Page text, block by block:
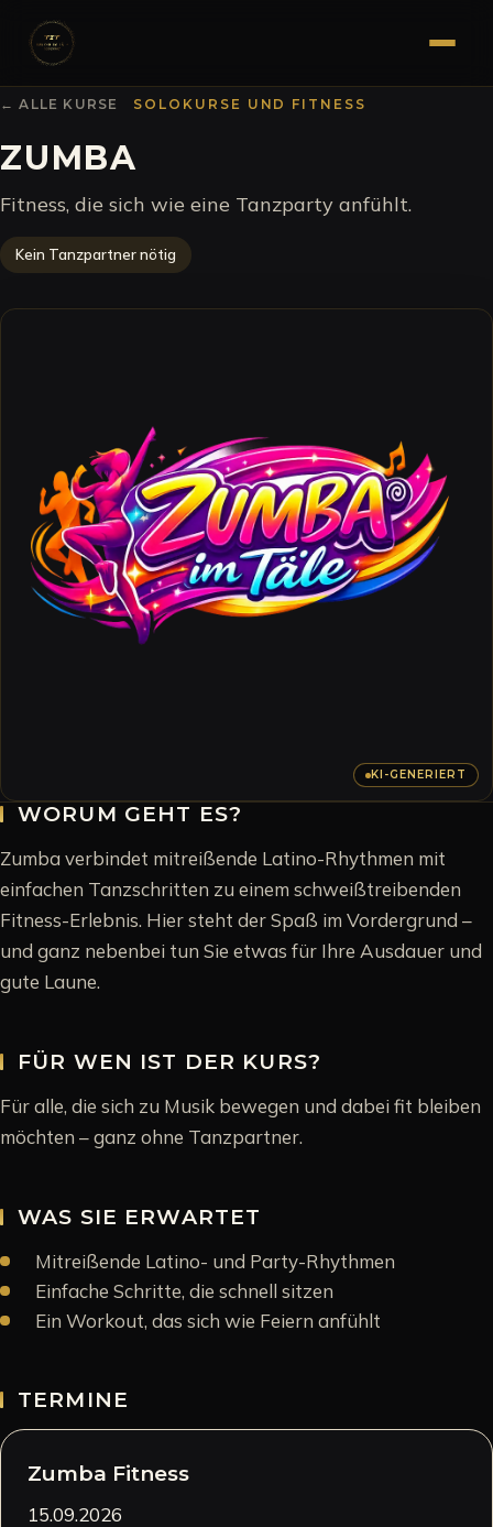
← ALLE KURSE SOLOKURSE UND FITNESS
ZUMBA
Fitness, die sich wie eine Tanzparty anfühlt.
Kein Tanzpartner nötig
KI-GENERIERT
WORUM GEHT ES?
Zumba verbindet mitreißende Latino-Rhythmen mit
einfachen Tanzschritten zu einem schweißtreibenden
Fitness-Erlebnis. Hier steht der Spaß im Vordergrund –
und ganz nebenbei tun Sie etwas für Ihre Ausdauer und
gute Laune.
FÜR WEN IST DER KURS?
Für alle, die sich zu Musik bewegen und dabei fit bleiben
möchten – ganz ohne Tanzpartner.
WAS SIE ERWARTET
Mitreißende Latino- und Party-Rhythmen
Einfache Schritte, die schnell sitzen
Ein Workout, das sich wie Feiern anfühlt
TERMINE
Zumba Fitness
15.09.2026